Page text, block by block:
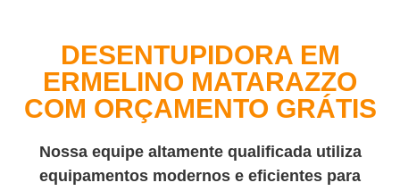
DESENTUPIDORA EM
ERMELINO MATARAZZO
COM ORÇAMENTO GRÁTIS
Nossa equipe altamente qualificada utiliza
equipamentos modernos e eficientes para